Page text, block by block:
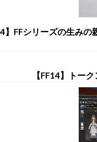
】FFシリーズの生み
【FF14】トー